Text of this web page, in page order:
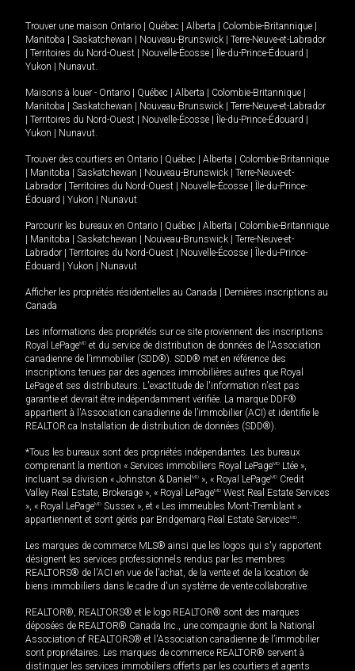
Trouver une maison Ontario Québec Alberta Colombie-Britannique
Manitoba
Saskatchewan Nouveau-Brunswick
Terre-Neuve-et-Labrador
Territoires du Nord-Ouest Nouvelle-Écosse Île-du-Prince-Édouard
Yukon
Nunavut.
Maisons à louer - Ontario Québec Alberta Colombie-Britannique
Manitoba
Saskatchewan Nouveau-Brunswick
Terre-Neuve-et-Labrador
Territoires du Nord-Ouest Nouvelle-Écosse Île-du-Prince-Édouard
Yukon
Nunavut.
Trouver des courtiers en Ontario Québec Alberta
Colombie-Britannique
Manitoba Saskatchewan Nouveau-Brunswick
Terre-Neuve-et-
Labrador
Territoires du Nord-Ouest Nouvelle-Écosse
Île-du-Prince-
Édouard
Yukon Nunavut
Parcourir les bureaux en Ontario Québec Alberta
Colombie-Britannique
Manitoba Saskatchewan Nouveau-Brunswick
Terre-Neuve-et-
Labrador
Territoires du Nord-Ouest Nouvelle-Écosse
Île-du-Prince-
Édouard
Yukon Nunavut
Afficher les propriétés résidentielles au Canada
Dernières inscriptions au
Canada
Les informations des propriétés sur ce site proviennent des inscriptions
Royal LePageMD et du service de distribution de données de l'Association
canadienne de l’immobilier (SDD®). SDD® met en référence des
inscriptions tenues par des agences immobilières autres que Royal
LePage et ses distributeurs. L'exactitude de l'information n'est pas
garantie et devrait être indépendamment vérifiée. La marque DDF®
appartient à l'Association canadienne de l’immobilier (ACI) et identifie le
REALTOR.ca Installation de distribution de données (SDD®).
*Tous les bureaux sont des propriétés indépendantes. Les bureaux
comprenant la mention « Services immobiliers Royal LePageMD Ltée »,
incluant sa division « Johnston & Daniel MD », « Royal LePageMD Credit
Valley Real Estate, Brokerage », « Royal LePageMD West Real Estate Services
», « Royal LePageMD Sussex », et « Les immeubles Mont-Tremblant »
appartiennent et sont gérés par Bridgemarq Real Estate ServicesMD.
Les marques de commerce MLS® ainsi que les logos qui s'y rapportent
désignent les services professionnels rendus par les membres
REALTORS® de l'ACI en vue de l'achat, de la vente et de la location de
biens immobiliers dans le cadre d'un système de vente collaborative.
REALTOR®, REALTORS® et le logo REALTOR® sont des marques
déposées de REALTOR® Canada Inc., une compagnie dont la National
Association of REALTORS® et l'Association canadienne de l’immobilier
sont propriétaires. Les marques de commerce REALTOR® servent à
distinguer les services immobiliers offerts par les courtiers et agents